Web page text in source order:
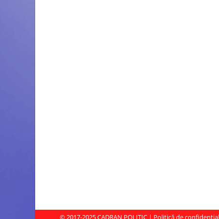
© 2017-2025CADRAN POLITIC | Politică de